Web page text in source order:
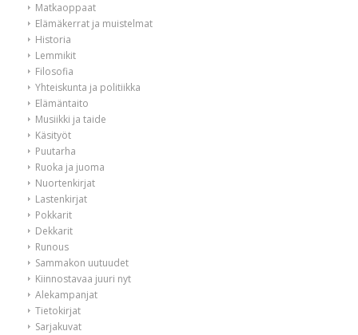
Matkaoppaat
Elämäkerrat ja muistelmat
Historia
Lemmikit
Filosofia
Yhteiskunta ja politiikka
Elämäntaito
Musiikki ja taide
Käsityöt
Puutarha
Ruoka ja juoma
Nuortenkirjat
Lastenkirjat
Pokkarit
Dekkarit
Runous
Sammakon uutuudet
Kiinnostavaa juuri nyt
Alekampanjat
Tietokirjat
Sarjakuvat